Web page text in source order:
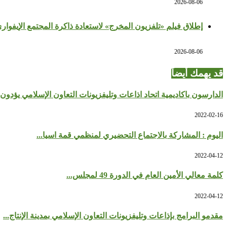
2026-08-06
إطلاق فيلم «تلفزيون المخرج» لاستعادة ذاكرة المجتمع
2026-08-06
قد يهمك أيضاً
الدارسون باكاديمية اتحاد اذاعات وتليفزيونات التعاون الإسلامي
2022-02-16
اليوم : المشاركة بالاجتماع التحضيري لمنظمي قمة اسيا...
2022-04-12
كلمة معالي الأمين العام في الدورة 49 لمجلس...
2022-04-12
مقدمو البرامج بإذاعات وتليفزيونات التعاون الإسلامي بمدينة الإنتاج...